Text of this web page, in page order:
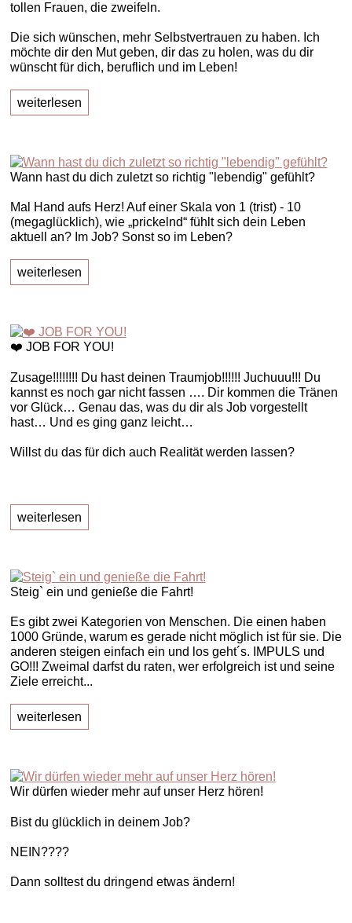
tollen Frauen, die zweifeln.
Die sich wünschen, mehr Selbstvertrauen zu haben. Ich
möchte dir den Mut geben, dir das zu holen, was du dir
wünscht für dich, beruflich und im Leben!
weiterlesen
Wann hast du dich zuletzt so richtig "lebendig" gefühlt?
Mal Hand aufs Herz! Auf einer Skala von 1 (trist) - 10
(megaglücklich), wie „prickelnd“ fühlt sich dein Leben
aktuell an? Im Job? Sonst so im Leben?
weiterlesen
❤️ JOB FOR YOU!
Zusage!!!!!!!! Du hast deinen Traumjob!!!!!! Juchuuu!!! Du
kannst es noch gar nicht fassen …. Dir kommen die Tränen
vor Glück… Genau das, was du dir als Job vorgestellt
hast… Und es ging ganz leicht…
Willst du das für dich auch Realität werden lassen?
weiterlesen
Steig` ein und genieße die Fahrt!
Es gibt zwei Kategorien von Menschen. Die einen haben
1000 Gründe, warum es gerade nicht möglich ist für sie. Die
anderen steigen einfach ein und los geht´s. IMPULS und
GO!!! Zweimal darfst du raten, wer erfolgreich ist und seine
Ziele erreicht...
weiterlesen
Wir dürfen wieder mehr auf unser Herz hören!
Bist du glücklich in deinem Job?
NEIN????
Dann solltest du dringend etwas ändern!